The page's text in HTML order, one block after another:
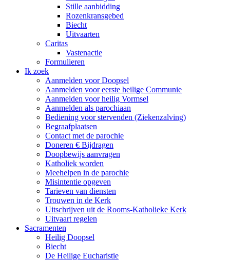
Stille aanbidding
Rozenkransgebed
Biecht
Uitvaarten
Caritas
Vastenactie
Formulieren
Ik zoek
Aanmelden voor Doopsel
Aanmelden voor eerste heilige Communie
Aanmelden voor heilig Vormsel
Aanmelden als parochiaan
Bediening voor stervenden (Ziekenzalving)
Begraafplaatsen
Contact met de parochie
Doneren € Bijdragen
Doopbewijs aanvragen
Katholiek worden
Meehelpen in de parochie
Misintentie opgeven
Tarieven van diensten
Trouwen in de Kerk
Uitschrijven uit de Rooms-Katholieke Kerk
Uitvaart regelen
Sacramenten
Heilig Doopsel
Biecht
De Heilige Eucharistie